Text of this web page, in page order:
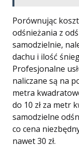
Porównując
odśnieżania z
samodzielnie,
dachu i ilość
Profesjonalne
naliczane są na
metra
do 10 zł za metr
samodzielne
co cena
nawet 30 zł.